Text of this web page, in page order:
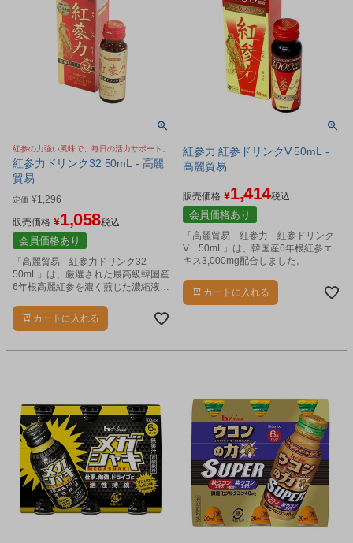
紅参の力強い風味で、毎日の活力サポート。
紅参力ドリンク32 50mL - 高麗
貿易
定価 ¥1,296
販売価格 ¥1,058税込
会員価格あり
「高麗貿易 紅参力ドリンク32
50mL」は、厳選された最高級韓国産
6年根高麗紅参を濃く煎じた濃縮液に
のビタミン類を添加して造ったドリ
ンク製品です。
カートに入れる
紅参力 紅参ドリンクV 50mL -
高麗貿易
販売価格 ¥1,414税込
会員価格あり
「高麗貿易 紅参力 紅参ドリンク
V 50mL」は、韓国産6年根紅参エ
キス3,000mg配合しました。
カートに入れる